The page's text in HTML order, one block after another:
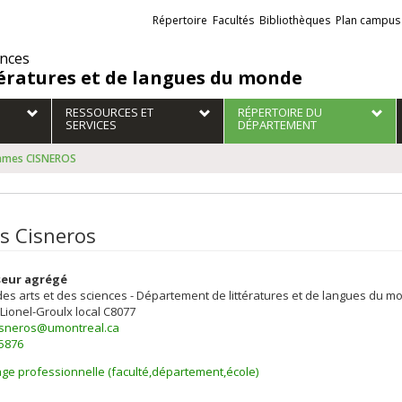
et de langues du monde
Liens
externes
Répertoire Facultés Bibliothèques Plan campus
RESSOURCES ET
SERVICES
RÉPERTOIRE DU
DÉPARTEMENT
CISNEROS
Cisneros
agrégé
arts et des sciences - Département de littératures et de langues du
Groulxlocal C8077
professionnelle (faculté,département,école)